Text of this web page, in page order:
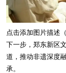
点击添加图片描述
下一步，郑东新区
道，推动非遗深度
承。